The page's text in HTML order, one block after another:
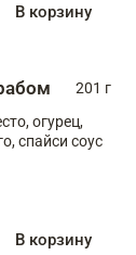
В корзину
201 г
огурец,
спайси соус
В корзину